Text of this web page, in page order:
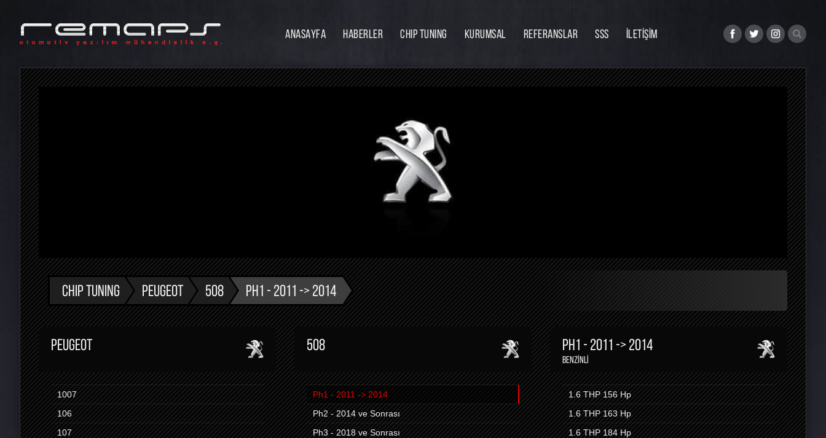
ANASAYFA HABERLER CHIP TUNING KURUMSAL REFERANSLAR SSS İLETİŞİM
CHIP TUNING PEUGEOT 508 PH1 - 2011 -> 2014
PEUGEOT
1007
106
107
508
Ph1 - 2011 -> 2014
Ph2 - 2014 ve Sonrası
Ph3 - 2018 ve Sonrası
PH1 - 2011 -> 2014
BENZINLI
1.6 THP 156 Hp
1.6 THP 163 Hp
1.6 THP 184 Hp